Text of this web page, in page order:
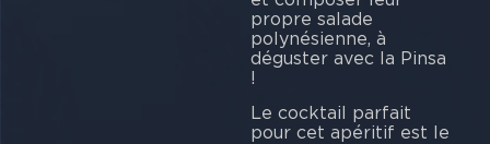
propre salade
polynésienne, à
déguster avec la Pinsa
!
Le cocktail parfait
pour cet apéritif est le